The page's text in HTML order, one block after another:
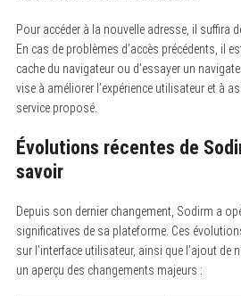
Pour accéder à la nouvelle adresse, il suffira
En cas de problèmes d’accès précédents, il
cache du navigateur ou d’essayer un
vise à améliorer l’expérience utilisateur et à
service proposé.
Évolutions récentes de
savoir
Depuis son dernier changement, Sodirm a
significatives de sa plateforme. Ces
sur l’interface utilisateur, ainsi que l’ajout de
un aperçu des changements majeurs :